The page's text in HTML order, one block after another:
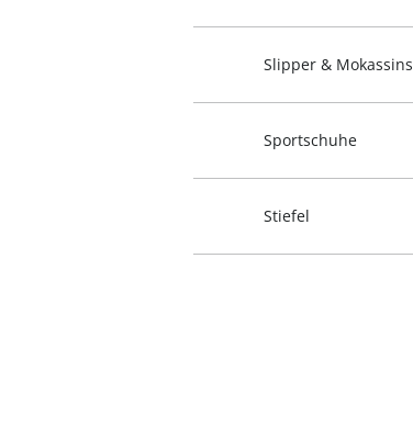
Slipper & Mokassins
Sportschuhe
Stiefel